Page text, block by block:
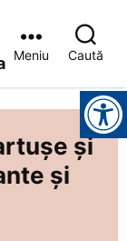
Meniu Caută
Instrumente pentru accesibilitate
și
și